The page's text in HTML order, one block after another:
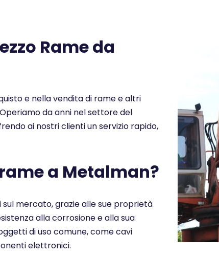
Rame da
e nella vendita di rame e altri
da anni nel settore del
ai nostri clienti un servizio rapido,
a Metalman?
mercato, grazie alle sue proprietà
alla corrosione e alla sua
di uso comune, come cavi
elettronici.